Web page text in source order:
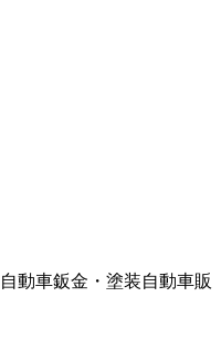
自動車鈑金・塗装自動車販